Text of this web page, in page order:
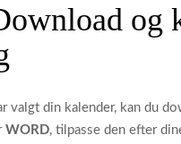
og
valgt din kalender, kan du
WORD, tilpasse den efter